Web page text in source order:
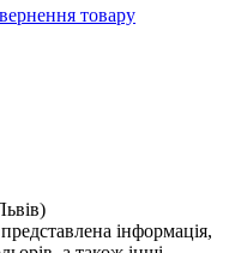
товару
інформація,